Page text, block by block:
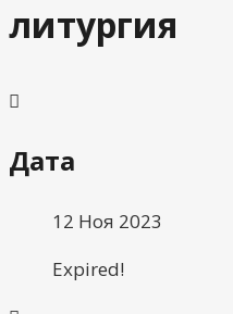
литургия
Дата
12 Ноя 2023
Expired!